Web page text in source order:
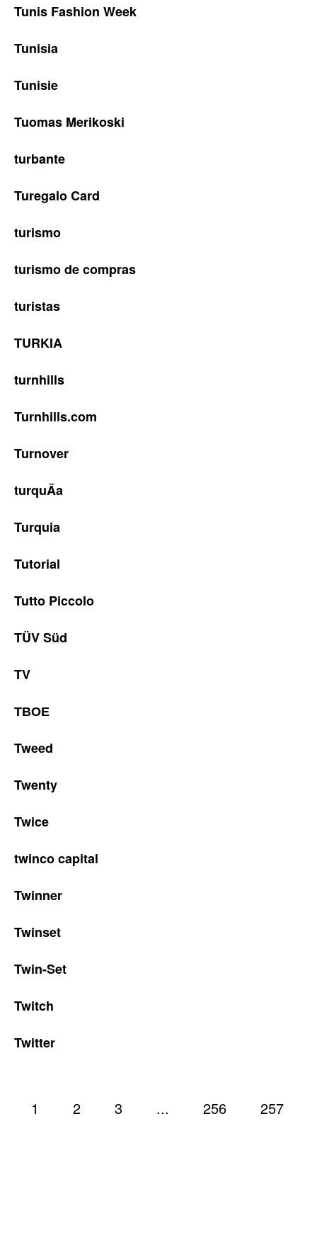
Tunis Fashion Week
Tunisia
Tunisie
Tuomas Merikoski
turbante
Turegalo Card
turismo
turismo de compras
turistas
TURKIA
turnhills
Turnhills.com
Turnover
turquÃ­a
Turquia
Tutorial
Tutto Piccolo
TÜV Süd
TV
ТВОЕ
Tweed
Twenty
Twice
twinco capital
Twinner
Twinset
Twin-Set
Twitch
Twitter
1 2 3 ... 256 257